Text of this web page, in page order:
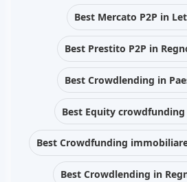
Best Mercato P2P in
Best Prestito P2P in
Best Crowdlending in
Best Equity
Best Crowdfunding
Best Crowdlending in